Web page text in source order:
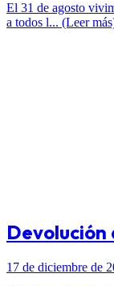
El 31 de agosto
a todos l... (Leer
Devolución
17 de diciembre de